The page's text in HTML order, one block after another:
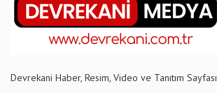
Devrekani Haber, Resim, Video ve Tanıtım Sayfası